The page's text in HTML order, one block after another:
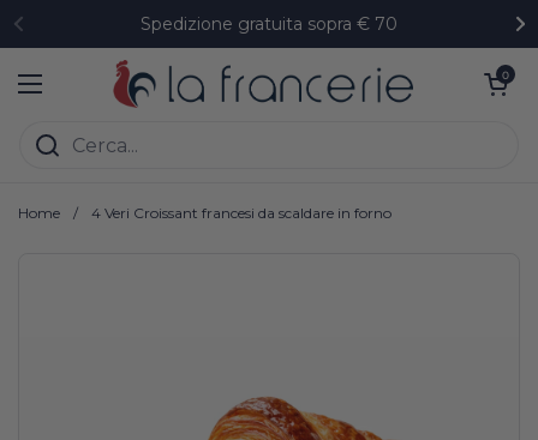
Passa ai contenuti
Precedente
Spedizione gratuita sopra € 70
Apri menu
Apri 0
Home / 4 Veri Croissant francesi da scaldare in forno